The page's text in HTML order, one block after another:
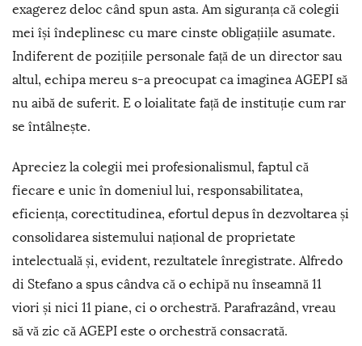
exagerez deloc când spun asta. Am siguranța că colegii
mei își îndeplinesc cu mare cinste obligațiile asumate.
Indiferent de pozițiile personale față de un director sau
altul, echipa mereu s-a preocupat ca imaginea AGEPI să
nu aibă de suferit. E o loialitate față de instituție cum rar
se întâlnește.
Apreciez la colegii mei profesionalismul, faptul că
fiecare e unic în domeniul lui, responsabilitatea,
eficiența, corectitudinea, efortul depus în dezvoltarea și
consolidarea sistemului național de proprietate
intelectuală și, evident, rezultatele înregistrate. Alfredo
di Stefano a spus cândva că o echipă nu înseamnă 11
viori și nici 11 piane, ci o orchestră. Parafrazând, vreau
să vă zic că AGEPI este o orchestră consacrată.